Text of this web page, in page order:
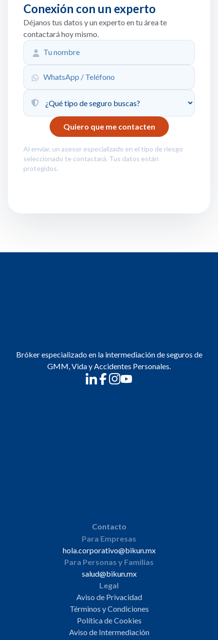
Conexión con un experto
Déjanos tus datos y un experto en tu área te
contactará hoy mismo.
Al enviar, un asesor especializado en el tipo de riesgo
seleccionado te contactará. Tus datos están
protegidos.
Bróker especializado en la intermediación de seguros de
GMM, Vida y Accidentes Personales.
Contacto
Para Empresas
hola.corporativo@bikun.mx
Para Personas y Familias
salud@bikun.mx
Legal
Aviso de Privacidad
Términos y Condiciones
Política de Cookies
Aviso de Intermediación